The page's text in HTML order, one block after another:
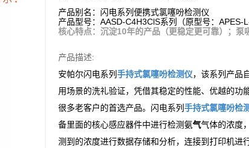
产品别名：闪电系列便携式氯噻吩检测仪
产品型号：AASD-C4H3ClS系列（原型号：APES-
核心特点：沉淀10年的产品（更稳定更可靠）；泵
产品描述:
安帕尔闪电系列手持式氯噻吩检测仪，该系列产品
用场景的洗礼验证，凭借其稳定的性能、优越的功
很多老客户的首选产品。闪电系列手持式氯噻吩检
备里面的核心感应器件中进行检测氨气气体的浓度
测到的浓度进行数据存储和分析，连接到打印机进